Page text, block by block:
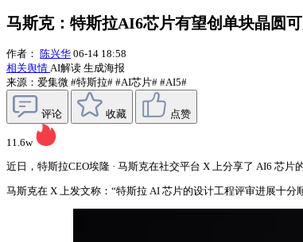
马斯克：特斯拉AI6芯片有望创单块晶圆
作者： 陈兴华 06-14 18:58
相关舆情 AI解读 生成海报
来源：爱集微 #特斯拉# #AI芯片# #AI5#
评论 收藏 点赞
11.6w
近日，特斯拉CEO埃隆 · 马斯克在社交平台 X 上分享了 AI6 芯
马斯克在 X 上发文称：“特斯拉 AI 芯片的设计工程评审进展十